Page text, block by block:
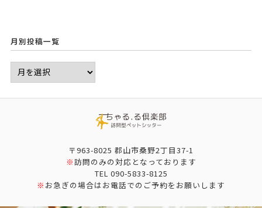
月別投稿一覧
〒963-8025 郡山市桑野2丁目37-1
※訪問のみの対応となっております
TEL 090-5833-8125
※ お急ぎの場合はお電話でのご予約をお願いします